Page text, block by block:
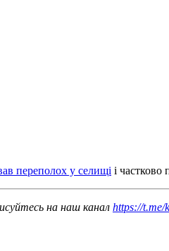
переполох у селищі і
на наш канал https://t.me/